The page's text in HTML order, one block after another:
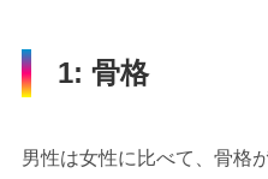
1: 骨格
男性は女性に比べて、骨格